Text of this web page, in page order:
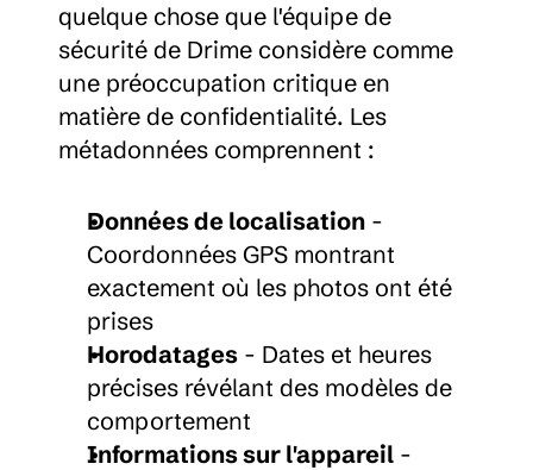
quelque chose que l'équipe de
sécurité de Drime considère comme
une préoccupation critique en
matière de confidentialité. Les
métadonnées comprennent :
Données de localisation -
Coordonnées GPS montrant
exactement où les photos ont été
prises
Horodatages - Dates et heures
précises révélant des modèles de
comportement
Informations sur l'appareil -